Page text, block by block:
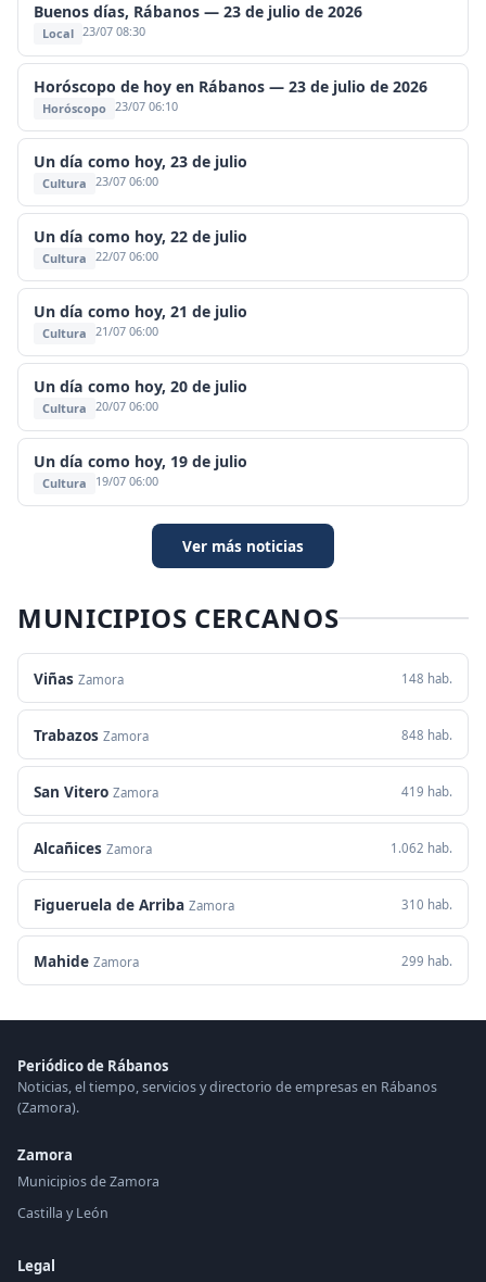
Buenos días, Rábanos — 23 de julio de 2026
Local 23/07 08:30
Horóscopo de hoy en Rábanos — 23 de julio de 2026
Horóscopo 23/07 06:10
Un día como hoy, 23 de julio
Cultura 23/07 06:00
Un día como hoy, 22 de julio
Cultura 22/07 06:00
Un día como hoy, 21 de julio
Cultura 21/07 06:00
Un día como hoy, 20 de julio
Cultura 20/07 06:00
Un día como hoy, 19 de julio
Cultura 19/07 06:00
Ver más noticias
MUNICIPIOS CERCANOS
Viñas Zamora 148 hab.
Trabazos Zamora 848 hab.
San Vitero Zamora 419 hab.
Alcañices Zamora 1.062 hab.
Figueruela de Arriba Zamora 310 hab.
Mahide Zamora 299 hab.
Periódico de Rábanos
Noticias, el tiempo, servicios y directorio de empresas en Rábanos
(Zamora).
Zamora
Municipios de Zamora
Castilla y León
Legal